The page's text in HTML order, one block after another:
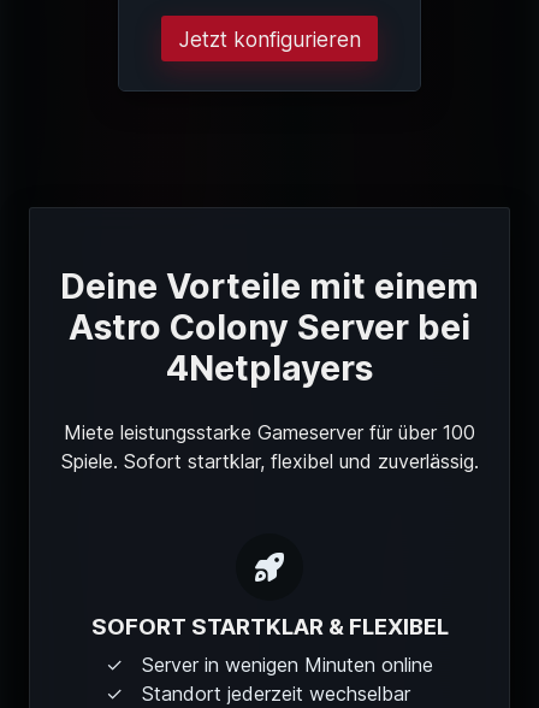
Jetzt konfigurieren
Deine Vorteile mit einem
Astro Colony Server bei
4Netplayers
Miete leistungsstarke Gameserver für über 100
Spiele. Sofort startklar, flexibel und zuverlässig.
SOFORT STARTKLAR & FLEXIBEL
Server in wenigen Minuten online
Standort jederzeit wechselbar